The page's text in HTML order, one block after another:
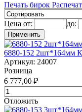
Печать бирок
Цена от: до:
6880-152 2шт*164мм
Артикул: 24007
Розница
6 777,00 ₽
Отложить